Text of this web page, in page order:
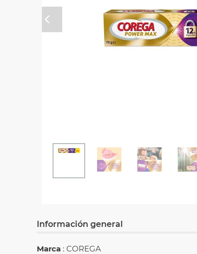
Anterior
Información general
Marca : COREGA